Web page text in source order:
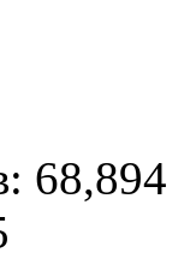
68,894